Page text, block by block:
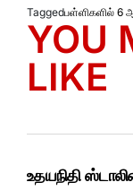
Taggedபள்ளிகளில் 6
YOU
LIKE
உதயநிதி